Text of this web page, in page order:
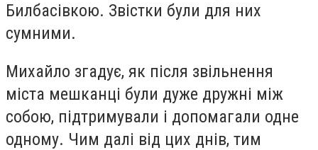
Билбасівкою. Звістки були для них
сумними.
Михайло згадує, як після звільнення
міста мешканці були дуже дружні між
собою, підтримували і допомагали одне
одному. Чим далі від цих днів, тим